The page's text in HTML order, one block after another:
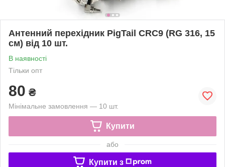
Антенний перехідник PigTail CRC9 (RG 316, 15
см) від 10 шт.
В наявності
Тільки опт
80 ₴
Мінімальне замовлення — 10 шт.
Купити
або
Купити з